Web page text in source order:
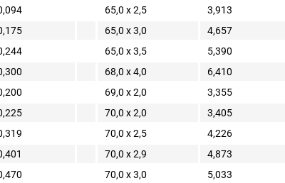
65,0 x 2,5
3,913
65,0 x 3,0
4,657
65,0 x 3,5
5,390
68,0 x 4,0
6,410
69,0 x 2,0
3,355
70,0 x 2,0
3,405
70,0 x 2,5
4,226
70,0 x 2,9
4,873
70,0 x 3,0
5,033